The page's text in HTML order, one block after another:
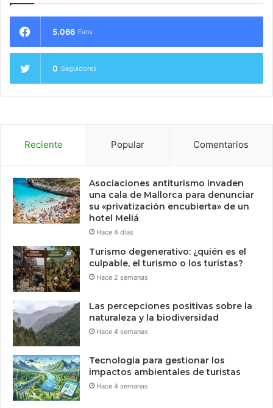
5.066 Fans
0 Seguidores
Reciente Popular Comentarios
Asociaciones antiturismo invaden
una cala de Mallorca para denunciar
su «privatización encubierta» de un
hotel Meliá
Hace 4 días
Turismo degenerativo: ¿quién es el
culpable, el turismo o los turistas?
Hace 2 semanas
Las percepciones positivas sobre la
naturaleza y la biodiversidad
Hace 4 semanas
Tecnologia para gestionar los
impactos ambientales de turistas
Hace 4 semanas